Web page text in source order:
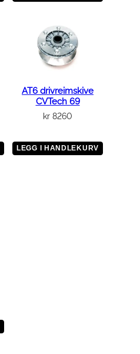
AT6 drivreimskive
CVTech 69
kr 8260
LEGG I HANDLEKURV